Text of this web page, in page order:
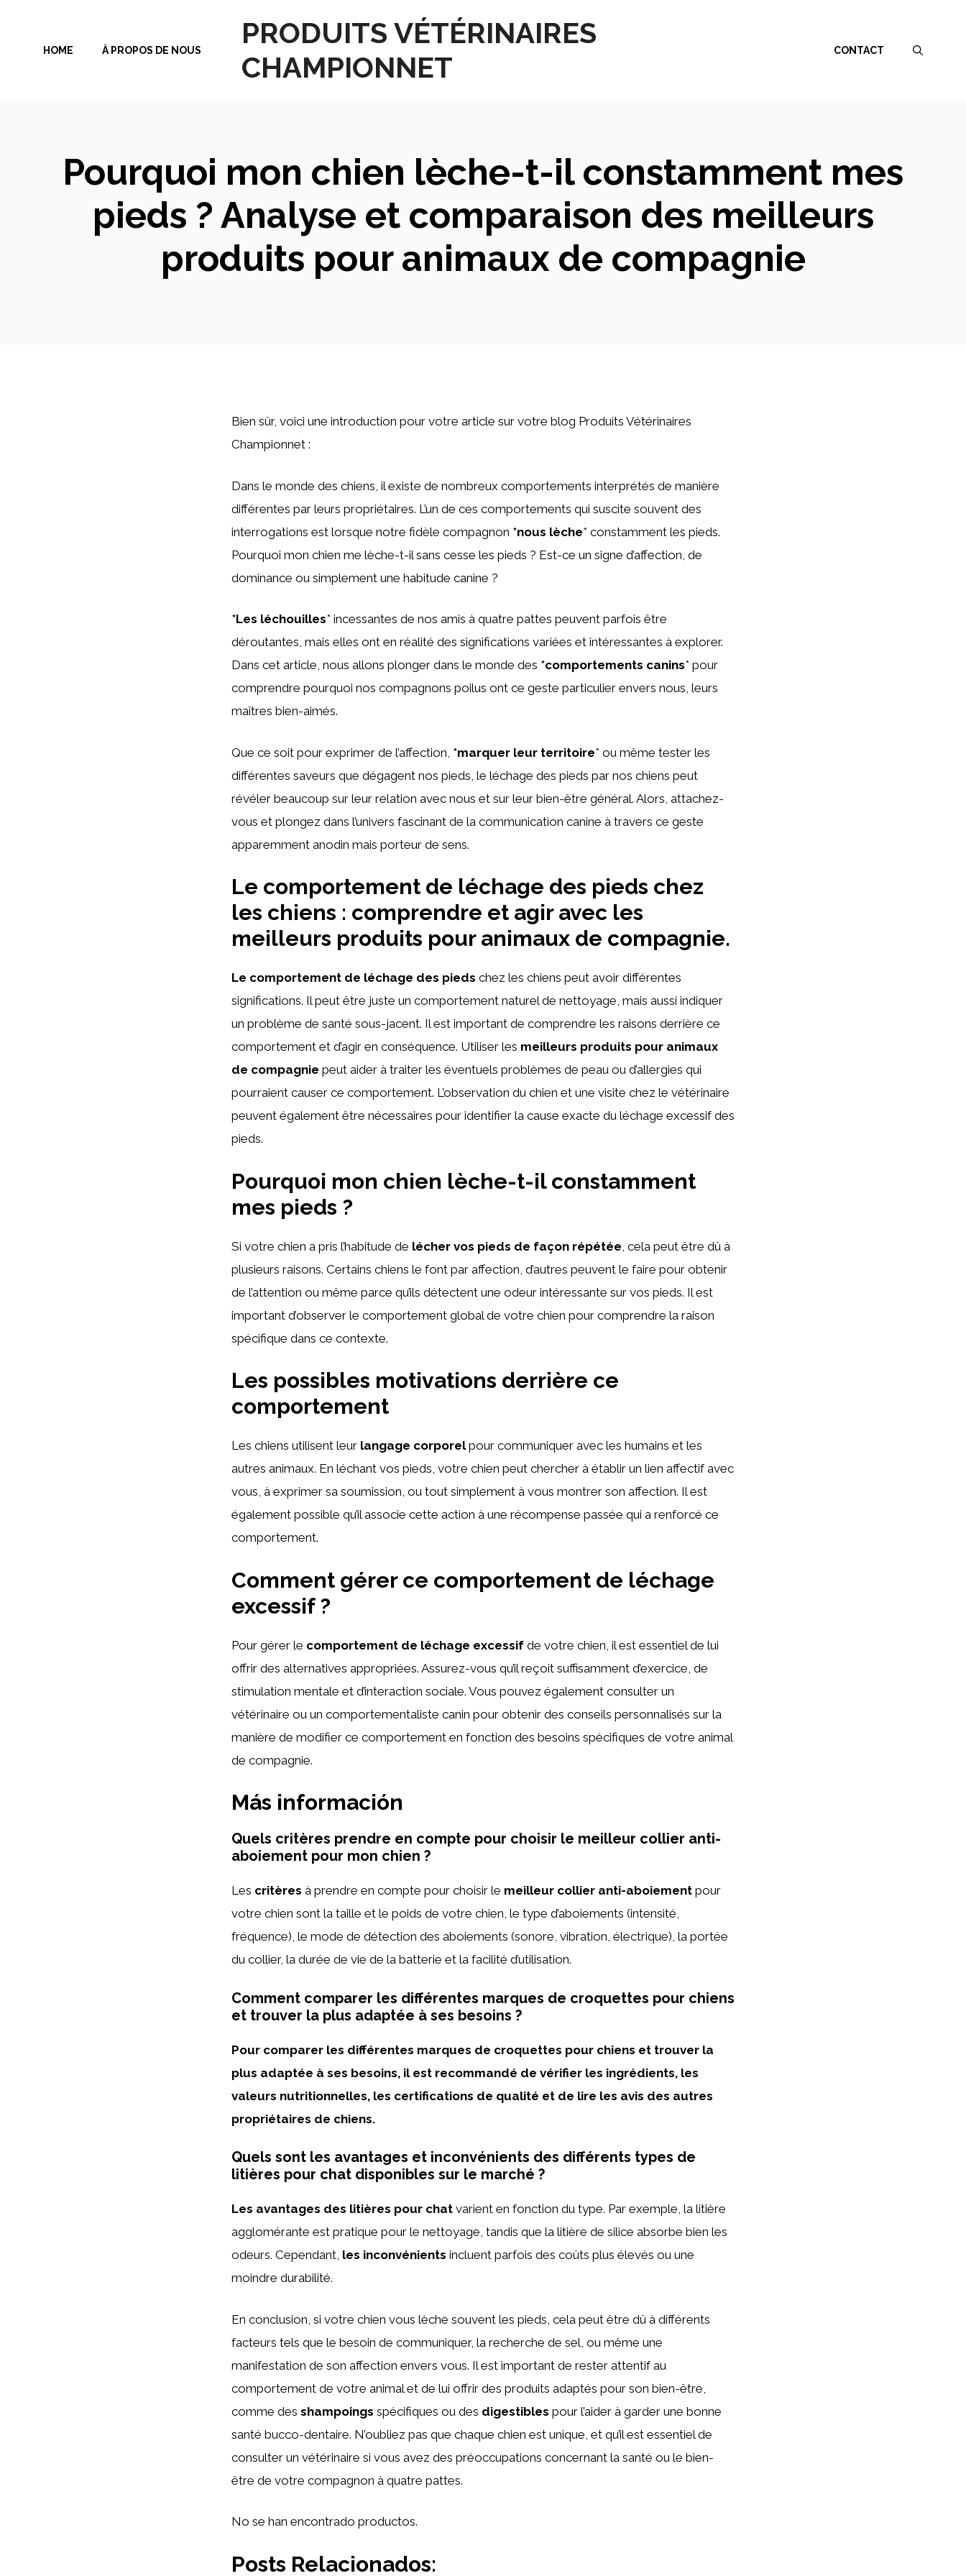
contenu
PRODUITS VÉTÉRINAIRES
CHAMPIONNET
HOME À PROPOS DE NOUS CONTACT
Pourquoi mon chien lèche-t-il constamment mes
pieds ? Analyse et comparaison des meilleurs
produits pour animaux de compagnie
Bien sûr, voici une introduction pour votre article sur votre blog Produits Vétérinaires
Championnet :
Dans le monde des chiens, il existe de nombreux comportements interprétés de manière
différentes par leurs propriétaires. L’un de ces comportements qui suscite souvent des
interrogations est lorsque notre fidèle compagnon *nous lèche* constamment les pieds.
Pourquoi mon chien me lèche-t-il sans cesse les pieds ? Est-ce un signe d’affection, de
dominance ou simplement une habitude canine ?
*Les léchouilles* incessantes de nos amis à quatre pattes peuvent parfois être
déroutantes, mais elles ont en réalité des significations variées et intéressantes à explorer.
Dans cet article, nous allons plonger dans le monde des *comportements canins* pour
comprendre pourquoi nos compagnons poilus ont ce geste particulier envers nous, leurs
maîtres bien-aimés.
Que ce soit pour exprimer de l’affection, *marquer leur territoire* ou même tester les
différentes saveurs que dégagent nos pieds, le léchage des pieds par nos chiens peut
révéler beaucoup sur leur relation avec nous et sur leur bien-être général. Alors, attachez-
vous et plongez dans l’univers fascinant de la communication canine à travers ce geste
apparemment anodin mais porteur de sens.
Le comportement de léchage des pieds chez
les chiens : comprendre et agir avec les
meilleurs produits pour animaux de compagnie.
Le comportement de léchage des pieds chez les chiens peut avoir différentes
significations. Il peut être juste un comportement naturel de nettoyage, mais aussi indiquer
un problème de santé sous-jacent. Il est important de comprendre les raisons derrière ce
comportement et d’agir en conséquence. Utiliser les meilleurs produits pour animaux
de compagnie peut aider à traiter les éventuels problèmes de peau ou d’allergies qui
pourraient causer ce comportement. L’observation du chien et une visite chez le vétérinaire
peuvent également être nécessaires pour identifier la cause exacte du léchage excessif des
pieds.
Pourquoi mon chien lèche-t-il constamment
mes pieds ?
Si votre chien a pris l’habitude de lécher vos pieds de façon répétée , cela peut être dû à
plusieurs raisons. Certains chiens le font par affection, d’autres peuvent le faire pour obtenir
de l’attention ou même parce qu’ils détectent une odeur intéressante sur vos pieds. Il est
important d’observer le comportement global de votre chien pour comprendre la raison
spécifique dans ce contexte.
Les possibles motivations derrière ce
comportement
Les chiens utilisent leur langage corporelpour communiquer avec les humains et les
autres animaux. En léchant vos pieds, votre chien peut chercher à établir un lien affectif avec
vous, à exprimer sa soumission, ou tout simplement à vous montrer son affection. Il est
également possible qu’il associe cette action à une récompense passée qui a renforcé ce
comportement.
Comment gérer ce comportement de léchage
excessif ?
Pour gérer le comportement de léchage excessif de votre chien, il est essentiel de lui
offrir des alternatives appropriées. Assurez-vous qu’il reçoit suffisamment d’exercice, de
stimulation mentale et d’interaction sociale. Vous pouvez également consulter un
vétérinaire ou un comportementaliste canin pour obtenir des conseils personnalisés sur la
manière de modifier ce comportement en fonction des besoins spécifiques de votre animal
de compagnie.
Más información
Quels critères prendre en compte pour choisir le meilleur collier anti-
aboiement pour mon chien ?
Les critères à prendre en compte pour choisir le meilleur collier anti-aboiement pour
votre chien sont la taille et le poids de votre chien, le type d’aboiements (intensité,
fréquence), le mode de détection des aboiements (sonore, vibration, électrique), la portée
du collier, la durée de vie de la batterie et la facilité d’utilisation.
Comment comparer les différentes marques de croquettes pour chiens
et trouver la plus adaptée à ses besoins ?
Pour comparer les différentes marques de croquettes pour chiens et trouver la
plus adaptée à ses besoins, il est recommandé de vérifier les ingrédients, les
valeurs nutritionnelles, les certifications de qualité et de lire les avis des autres
propriétaires de chiens.
Quels sont les avantages et inconvénients des différents types de
litières pour chat disponibles sur le marché ?
Les avantages des litières pour chat varient en fonction du type. Par exemple, la litière
agglomérante est pratique pour le nettoyage, tandis que la litière de silice absorbe bien les
odeurs. Cependant, les inconvénients incluent parfois des coûts plus élevés ou une
moindre durabilité.
En conclusion, si votre chien vous lèche souvent les pieds, cela peut être dû à différents
facteurs tels que le besoin de communiquer, la recherche de sel, ou même une
manifestation de son affection envers vous. Il est important de rester attentif au
comportement de votre animal et de lui offrir des produits adaptés pour son bien-être,
comme des shampoings spécifiques ou des digestibles pour l’aider à garder une bonne
santé bucco-dentaire. N’oubliez pas que chaque chien est unique, et qu’il est essentiel de
consulter un vétérinaire si vous avez des préoccupations concernant la santé ou le bien-
être de votre compagnon à quatre pattes.
No se han encontrado productos.
Posts Relacionados: